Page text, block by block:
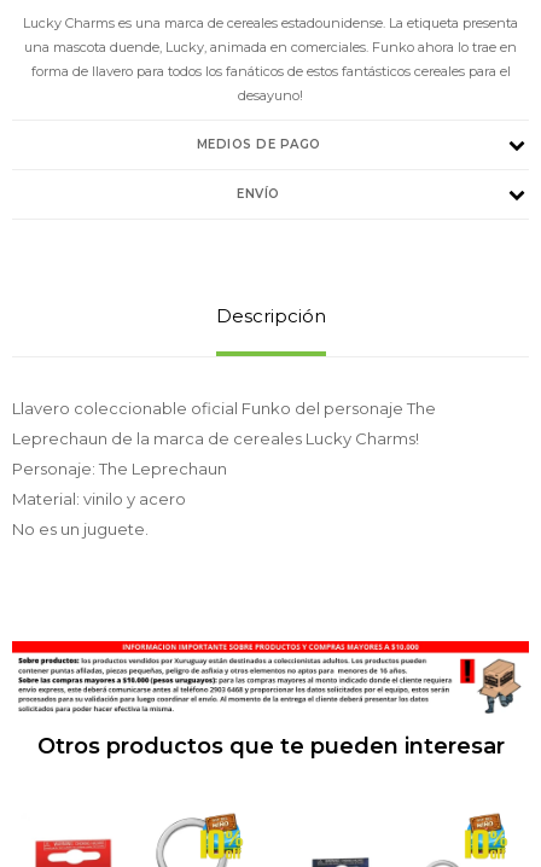
Lucky Charms es una marca de cereales estadounidense. La etiqueta presenta
una mascota duende, Lucky, animada en comerciales. Funko ahora lo trae en
forma de llavero para todos los fanáticos de estos fantásticos cereales para el
desayuno!
MEDIOS DE PAGO
ENVÍO
Descripción
Llavero coleccionable oficial Funko del personaje The
Leprechaun de la marca de cereales Lucky Charms!
Personaje: The Leprechaun
Material: vinilo y acero
No es un juguete.
Otros productos que te pueden interesar